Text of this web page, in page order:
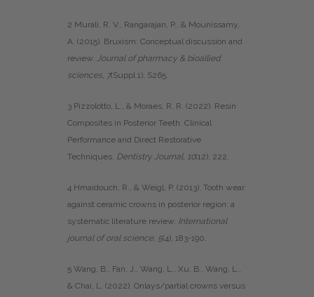
2 Murali, R. V., Rangarajan, P., & Mounissamy,
A. (2015). Bruxism: Conceptual discussion and
review. Journal of pharmacy & bioallied
sciences, 7(Suppl 1), S265.
3 Pizzolotto, L., & Moraes, R. R. (2022). Resin
Composites in Posterior Teeth: Clinical
Performance and Direct Restorative
Techniques. Dentistry Journal, 10(12), 222.
4 Hmaidouch, R., & Weigl, P. (2013). Tooth wear
against ceramic crowns in posterior region: a
systematic literature review. International
journal of oral science, 5(4), 183-190.
5 Wang, B., Fan, J., Wang, L., Xu, B., Wang, L.,
& Chai, L. (2022). Onlays/partial crowns versus